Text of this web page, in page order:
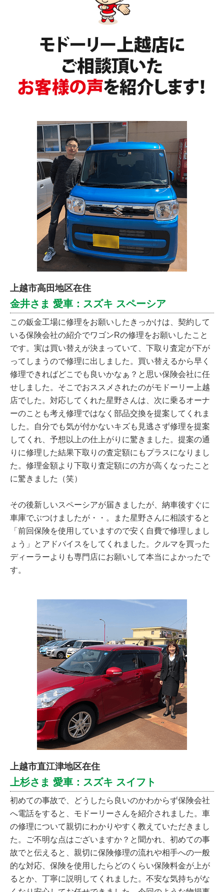
上越市高田地区在住
金井さま 愛車：スズキ スペーシア
この鈑金工場に修理をお願いしたきっかけは、契約して
いる保険会社の紹介でワゴンRの修理をお願いしたこと
です。実は買い替えが決まっていて、下取り査定が下が
ってしまうので修理に出しました。買い替えるから早く
修理できればどこでも良いかなぁ？と思い保険会社に任
せしました。そこでおススメされたのがモドーリー上越
店でした。対応してくれた星野さんは、次に乗るオーナ
ーのことも考え修理ではなく部品交換を提案してくれま
した。自分でも気が付かないキズも見逃さず修理を提案
してくれ、予想以上の仕上がりに驚きました。提案の通
りに修理した結果下取りの査定額にもプラスになりまし
た。修理金額より下取り査定額にの方が高くなったこと
に驚きました（笑）
その後新しいスペーシアが届きましたが、納車後すぐに
車庫でぶつけましたが・・。また星野さんに相談すると
「前回保険を使用していますので安く自費で修理しまし
ょう」とアドバイスをしてくれました。クルマを買った
ディーラーよりも専門店にお願いして本当によかったで
す。
上越市直江津地区在住
上杉さま 愛車：スズキ スイフト
初めての事故で、どうしたら良いのかわからず保険会社
へ電話をすると、モドーリーさんを紹介されました。車
の修理について親切にわかりやすく教えていただきまし
た。ご不明な点はございますか？と聞かれ、初めての事
故でと伝えると、親切に保険修理の流れや相手への一般
的な対応、保険を使用したらどのくらい保険料金が上が
るとか、丁寧に説明してくれました。不安な気持ちがな